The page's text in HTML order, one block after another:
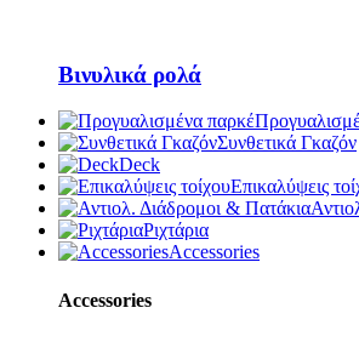
Βινυλικά ρολά
Συνθετικά Γκαζόν
Deck
Επικαλύψεις
Ριχτάρια
Accessories
Accessories